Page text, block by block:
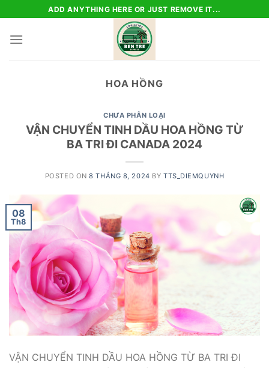
to
content
ADD ANYTHING HERE OR JUST REMOVE IT...
HOA HỒNG
CHƯA PHÂN LOẠI
VẬN CHUYỂN TINH DẦU HOA HỒNG TỪ
BA TRI ĐI CANADA 2024
POSTED ON8 THÁNG 8, 2024 BY TTS_DIEMQUYNH
08
Th8
VẬN CHUYỂN TINH DẦU HOA HỒNG TỪ BA TRI ĐI